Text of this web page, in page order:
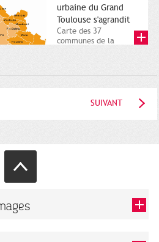
urbaine du Grand
Toulouse s'agrandit
Carte des 37
communes de la
SUIVANT